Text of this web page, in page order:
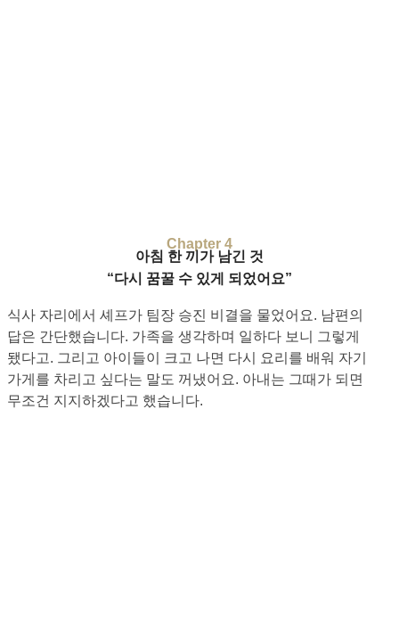
Chapter 4
아침 한 끼가 남긴 것
“다시 꿈꿀 수 있게 되었어요”
식사 자리에서 셰프가 팀장 승진 비결을 물었어요. 남편의
답은 간단했습니다. 가족을 생각하며 일하다 보니 그렇게
됐다고. 그리고 아이들이 크고 나면 다시 요리를 배워 자기
가게를 차리고 싶다는 말도 꺼냈어요. 아내는 그때가 되면
무조건 지지하겠다고 했습니다.